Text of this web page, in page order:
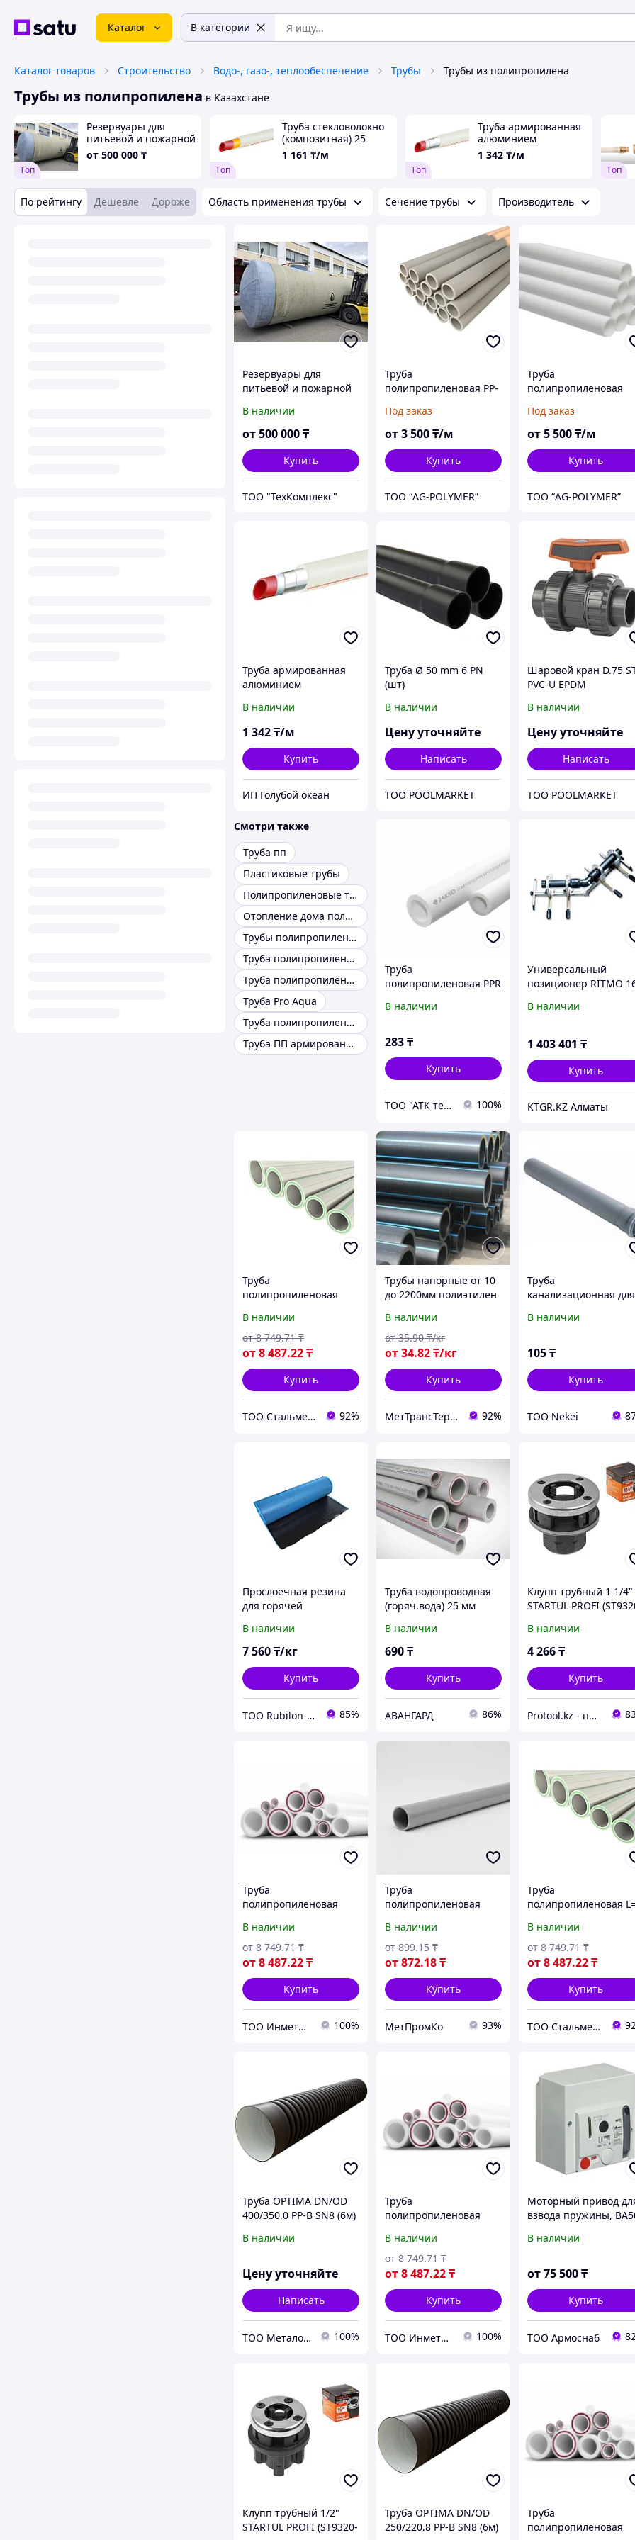
Каталог В категории
Каталог товаров Строительство Водо-, газо-, теплообеспечение Трубы Трубы из полипропилена
Трубы из полипропилена в Казахстане
Tоп
Резервуары для
питьевой и пожарной
воды и пищевых
продуктов, объёмом
стеклопластик и
полипропилен
от 500 000 ₸
Tоп
Труба стекловолокно
(композитная) 25
1 161 ₸/м
Tоп
Труба армированная
алюминием
(внутренний слой) 25
1 342 ₸/м
Tоп
По рейтингу Дешевле Дороже Область применения трубы Сечение трубы Производитель
Резервуары для
питьевой и пожарной
продуктов, объёмом от
5 до 200 м3,
полипропилен
В наличии
от500 000₸
Купить
ТОО "ТехКомплекс"
Труба
полипропиленовая PP-
OD 20-500 SDR 11/17/26
Под заказ
от3 500₸/м
Купить
ТОО “AG-POLYMER”
Труба
полипропиленовая
химическистойкая OD
20-225 SDR 33/21
Под заказ
от5 500₸/м
Купить
ТОО “AG-POLYMER”
Труба армированная
алюминием
В наличии
1 342₸/м
Купить
ИП Голубой океан
Труба Ø 50 mm 6 PN
(шт)
В наличии
Цену уточняйте
Написать
TOO POOLMARKET
Шаровой кран D.75
PVC-U EPDM
В наличии
Цену уточняйте
Написать
TOO POOLMARKET
Смотри также
Труба пп
Пластиковые трубы
Полипропиленовые трубы для отопления
Отопление дома полипропиленовыми трубами
Трубы полипропиленовые армированные алюминием
Труба полипропиленовая 2
Труба полипропиленовая 40
Труба Pro Aqua
Труба полипропиленовая Ру20
Труба ПП армированная стекловолокном
Труба
полипропиленовая PPR
В наличии
283₸
Купить
ТОО "АТК техносервис" 100%
Универсальный
позиционер RITMO
В наличии
1 403 401 ₸
Купить
KTGR.KZ Алматы
Труба
полипропиленовая
В наличии
от8 487.22₸
от 8 749.71 ₸
Купить
ТОО Стальметурал 92%
Трубы напорные от 10
до 2200мм полиэтилен
сталь чугун нерж
В наличии
от34.82₸/кг
от 35.90 ₸/кг
Купить
МетТрансТерминал 92%
Труба
канализационная для
канализации ПП 50
В наличии
105₸
Купить
ТОО Nekei
Прослоечная резина
для горячей
Splice Ply, 0,8 x 500 мм
В наличии
7 560₸/кг
Купить
ТОО Rubilon-поставщик №1 85%
Труба водопроводная
(горяч.вода) 25 мм
В наличии
690₸
Купить
АВАНГАРД 86%
Клупп трубный 1 1/4"
STARTUL PROFI
(ST9320-1-1/4)
В наличии
4 266₸
Купить
Protool.kz - продажа электроинструмента, ручные строительные и садовые инструменты
Труба
полипропиленовая
мм, Стенка: 0,15-35,7
мм, L= 0,015-200 мм
В наличии
от8 487.22₸
от 8 749.71 ₸
Купить
ТОО Инметпром 100%
Труба
полипропиленовая
мм, Дл.: 2 м
В наличии
от872.18₸
от 899.15 ₸
Купить
МетПромКо 93%
Труба
полипропиленовая
В наличии
от8 487.22₸
от 8 749.71 ₸
Купить
ТОО Стальметурал
Труба OPTIMA DN/OD
400/350.0 PP-B SN8 (6м)
В наличии
Цену уточняйте
Написать
ТОО Металон 2017 100%
Труба
полипропиленовая
1200 мм, Стенка: 0,15-
35,7 мм, L= 0,015-200
мм
В наличии
от8 487.22₸
от 8 749.71 ₸
Купить
ТОО Инметпром 100%
Моторный привод
взвода пружины,
В наличии
от75 500₸
Купить
ТОО Армоснаб
Клупп трубный 1/2"
STARTUL PROFI (ST9320-
Труба OPTIMA DN/OD
250/220.8 PP-B SN8 (6м)
Труба
полипропиленовая